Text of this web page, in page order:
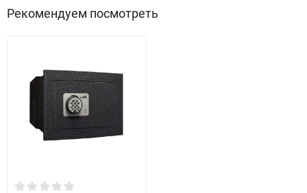
Рекомендуем посмотреть